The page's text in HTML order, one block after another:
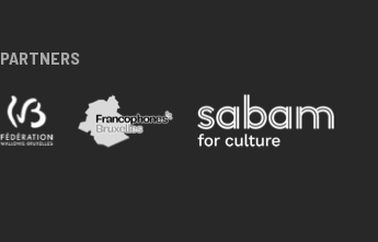
PARTNERS